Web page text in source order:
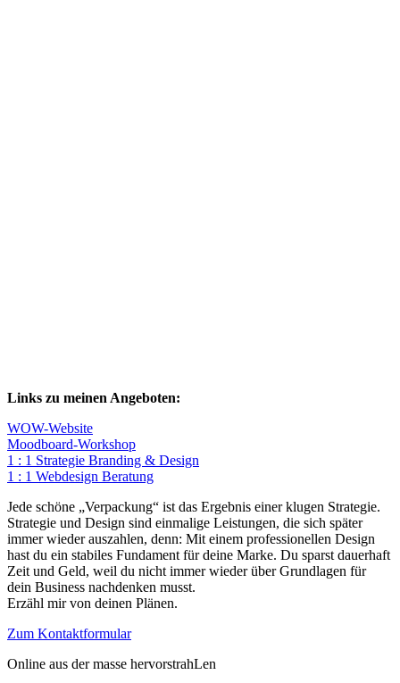
Links zu meinen Angeboten:
WOW-Website
Moodboard-Workshop
1 : 1 Strategie Branding & Design
1 : 1 Webdesign Beratung
Jede schöne „Verpackung“ ist das Ergebnis einer klugen Strategie.
Strategie und Design sind einmalige Leistungen, die sich später
immer wieder auszahlen, denn: Mit einem professionellen Design
hast du ein stabiles Fundament für deine Marke. Du sparst dauerhaft
Zeit und Geld, weil du nicht immer wieder über Grundlagen für
dein Business nachdenken musst.
Erzähl mir von deinen Plänen.
Zum Kontaktformular
Online aus der masse hervorstrahLen